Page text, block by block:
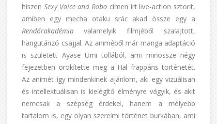
hiszen Sexy Voice and Robo címen írt live-action sztorit,
amiben egy mecha otaku srác akad össze egy a
Rendőrakadémia valamelyik filmjéből szalajtott,
hangutánzó csajjal. Az animéből már manga adaptáció
is született Ayase Umi tollából, ami minössze négy
fejezetben örökítette meg a Hal frappáns történetét.
Az animét így mindenkinek ajánlom, aki egy vizuálisan
és intellektuálisan is kielégítő élményre vágyik, és akit
nemcsak a szépség érdekel, hanem a mélyebb
tartalom is, egy olyan szerelmi történet burkában, ami